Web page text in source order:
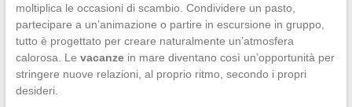
moltiplica le occasioni di scambio. Condividere un pasto,
partecipare a un’animazione o partire in escursione in gruppo,
tutto è progettato per creare naturalmente un’atmosfera
calorosa. Le vacanzein mare diventano così un’opportunità per
stringere nuove relazioni, al proprio ritmo, secondo i propri
desideri.